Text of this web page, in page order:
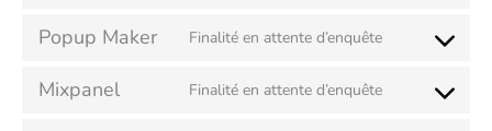
Popup Maker Finalité en attente d’enquête
Mixpanel Finalité en attente d’enquête